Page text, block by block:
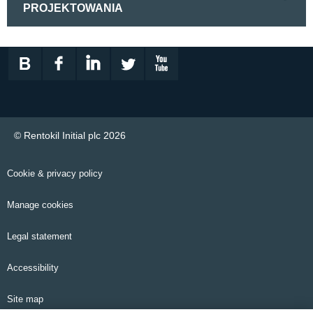
PROJEKTOWANIA
© Rentokil Initial plc 2026
Cookie & privacy policy
Manage cookies
Legal statement
Accessibility
Site map